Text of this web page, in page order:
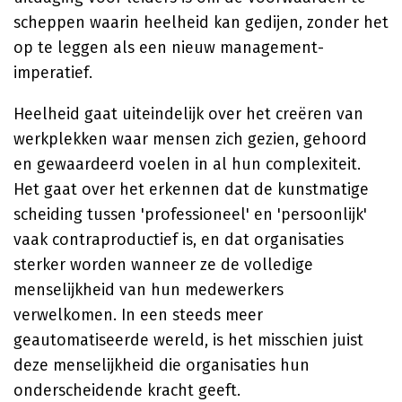
scheppen waarin heelheid kan gedijen, zonder het
op te leggen als een nieuw management-
imperatief.
Heelheid gaat uiteindelijk over het creëren van
werkplekken waar mensen zich gezien, gehoord
en gewaardeerd voelen in al hun complexiteit.
Het gaat over het erkennen dat de kunstmatige
scheiding tussen 'professioneel' en 'persoonlijk'
vaak contraproductief is, en dat organisaties
sterker worden wanneer ze de volledige
menselijkheid van hun medewerkers
verwelkomen. In een steeds meer
geautomatiseerde wereld, is het misschien juist
deze menselijkheid die organisaties hun
onderscheidende kracht geeft.